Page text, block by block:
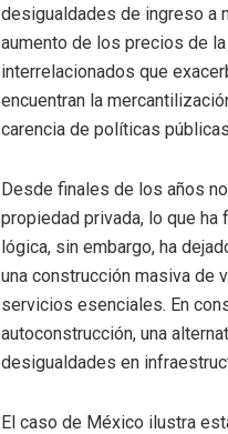
desigualdades de ingreso a
aumento de los precios de
interrelacionados que
encuentran la
carencia de políticas
Desde finales de los años
propiedad privada, lo que
lógica, sin embargo, ha
una construcción masiva de
servicios esenciales. En
autoconstrucción, una
desigualdades en
El caso de México ilustra